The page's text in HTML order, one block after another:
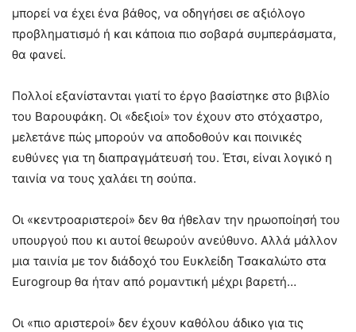
μπορεί να έχει ένα βάθος, να οδηγήσει σε αξιόλογο
προβληματισμό ή και κάποια πιο σοβαρά συμπεράσματα,
θα φανεί.
Πολλοί εξανίστανται γιατί το έργο βασίστηκε στο βιβλίο
του Βαρουφάκη. Οι «δεξιοί» τον έχουν στο στόχαστρο,
μελετάνε πώς μπορούν να αποδοθούν και ποινικές
ευθύνες για τη διαπραγμάτευσή του. Έτσι, είναι λογικό η
ταινία να τους χαλάει τη σούπα.
Οι «κεντροαριστεροί» δεν θα ήθελαν την ηρωοποίησή του
υπουργού που κι αυτοί θεωρούν ανεύθυνο. Αλλά μάλλον
μια ταινία με τον διάδοχό του Ευκλείδη Τσακαλώτο στα
Eurogroup θα ήταν από ρομαντική μέχρι βαρετή…
Οι «πιο αριστεροί» δεν έχουν καθόλου άδικο για τις